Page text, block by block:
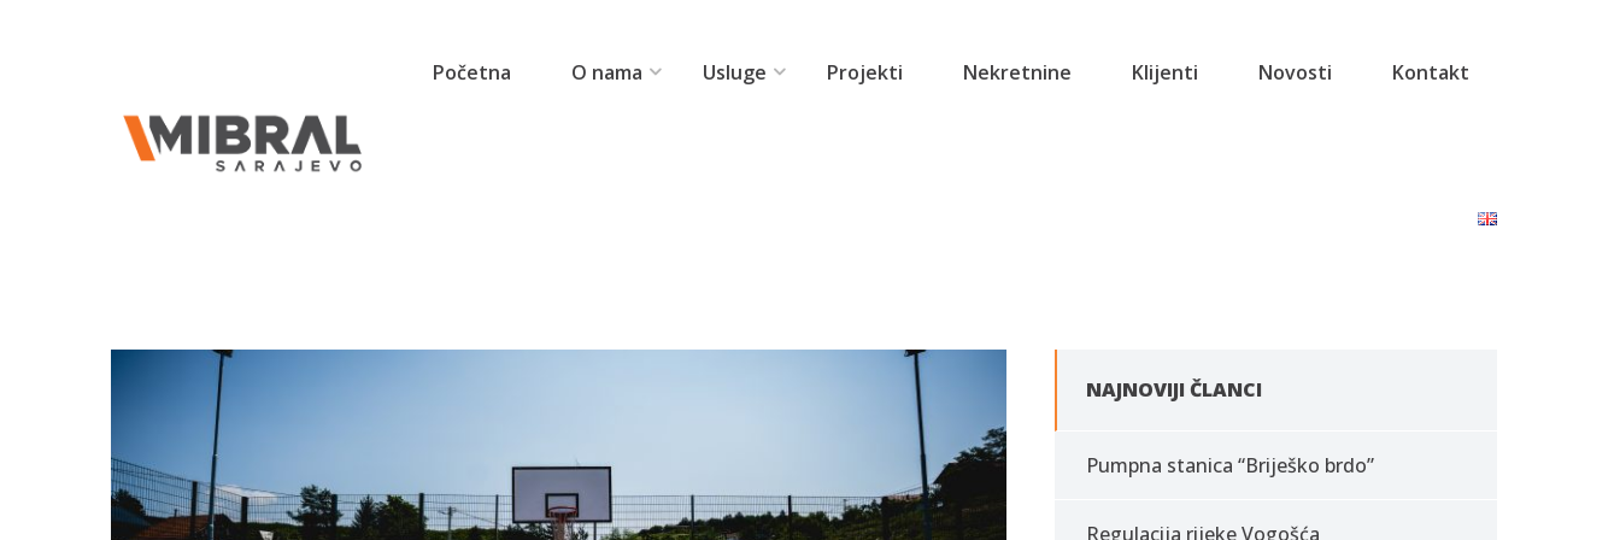
Početna O nama Usluge Projekti Nekretnine Klijenti Novosti Kontakt
NAJNOVIJI ČLANCI
Pumpna stanica “Briješko brdo”
Regulacija rijeke Vogošća